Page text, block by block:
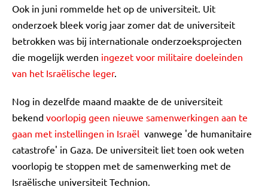
Ook in juni rommelde het op de universiteit. Uit
onderzoek bleek vorig jaar zomer dat de universiteit
betrokken was bij internationale onderzoeksprojecten
die mogelijk werden ingezet voor militaire doeleinden
van het Israëlische leger.
Nog in dezelfde maand maakte de de universiteit
bekend voorlopig geen nieuwe samenwerkingen aan te
gaan met instellingen in Israël vanwege 'de humanitaire
catastrofe' in Gaza. De universiteit liet toen ook weten
voorlopig te stoppen met de samenwerking met de
Israëlische universiteit Technion.